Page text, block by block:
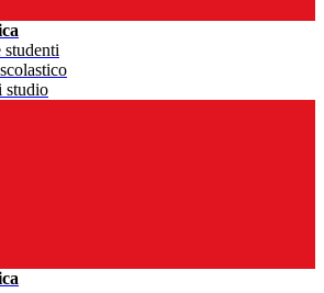
studenti
studio